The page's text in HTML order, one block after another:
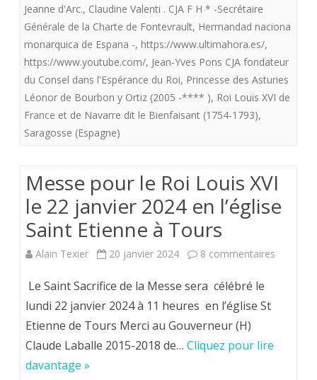
Léonor
.
qui
rend
Jeanne d'Arc., Claudine Valenti . CJA F H * -Secrétaire
Générale de la Charte de Fontevrault, Hermandad naciona
monarquica de Espana -, https://www.ultimahora.es/,
https://www.youtube.com/, Jean-Yves Pons CJA fondateur
du Consel dans l'Espérance du Roi, Princesse des Asturies
Léonor de Bourbon y Ortiz (2005 -**** ), Roi Louis XVI de
France et de Navarre dit le Bienfaisant (1754-1793),
Saragosse (Espagne)
Messe pour le Roi Louis XVI
le 22 janvier 2024 en l’église
Saint Etienne à Tours
Alain Texier 20 janvier 2024 8 commentaires
Le Saint Sacrifice de la Messe sera célébré le
lundi 22 janvier 2024 à 11 heures en l’église St
Etienne de Tours Merci au Gouverneur (H)
Claude Laballe 2015-2018 de… Cliquez pour lire
davantage »